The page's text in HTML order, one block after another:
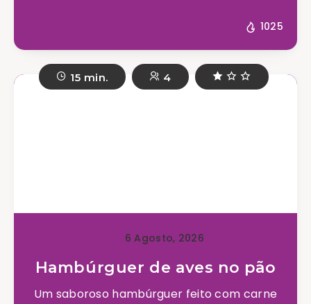
1025
15 min. 4
6 Agosto, 2026
Hambúrguer de aves no pão
Um saboroso hambúrguer feito com carne